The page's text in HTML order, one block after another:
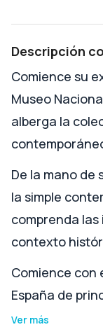
Descripción
Comience su
Museo
alberga la
De la mano de
la simple
comprenda las
contexto
Comience con
España de
Ver más